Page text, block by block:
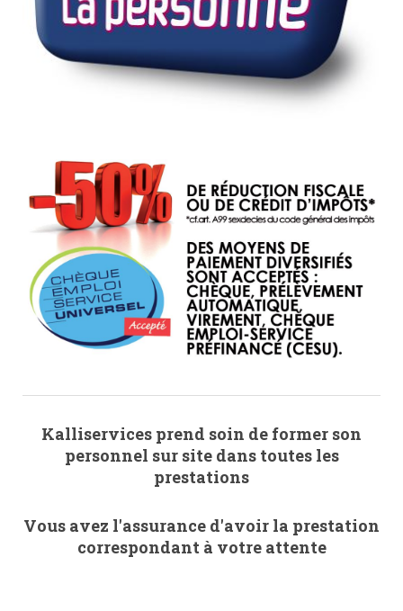
Kalliservices prend soin de former son
personnel sur site dans toutes les
prestations
Vous avez l'assurance d'avoir la prestation
correspondant à votre attente